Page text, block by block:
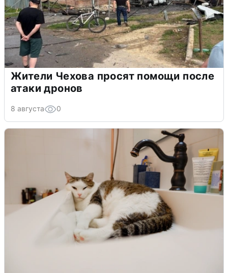
Жители Чехова просят помощи после
атаки дронов
8 августа 0